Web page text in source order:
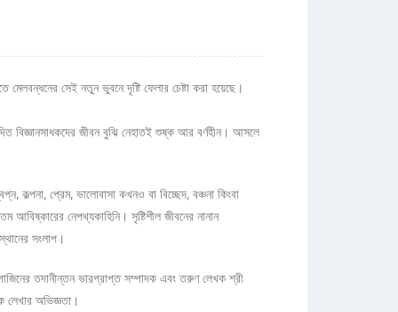
সেই নতুন ভুবনে দৃষ্টি ফেলার চেষ্টা করা হয়েছে।
বিজ্ঞানসাধকদের জীবন বুঝি নেহাতই শুষ্ক আর বর্ণহীন। আসলে
কল্পনা, প্রেম, ভালোবাসা কখনও বা বিচ্ছেদ, বঞ্চনা কিংবা
নেপথ্যকাহিনি। সৃষ্টিশীল জীবনের নানান
সংলাপ।
তদানীন্তন ভারপ্রাপ্ত সম্পাদক এবং তরুণ লেখক শ্রী
অভিজ্ঞতা।